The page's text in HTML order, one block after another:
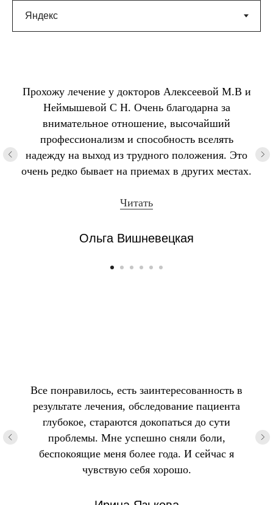
Прохожу лечение у докторов Алексеевой М.В и
Неймышевой С Н. Очень благодарна за
внимательное отношение, высочайший
профессионализм и способность вселять
надежду на выход из трудного положения. Это
очень редко бывает на приемах в других местах.
Читать
Ольга Вишневецкая
Все понравилось, есть заинтересованность в
результате лечения, обследование пациента
глубокое, стараются докопаться до сути
проблемы. Мне успешно сняли боли,
беспокоящие меня более года. И сейчас я
чувствую себя хорошо.